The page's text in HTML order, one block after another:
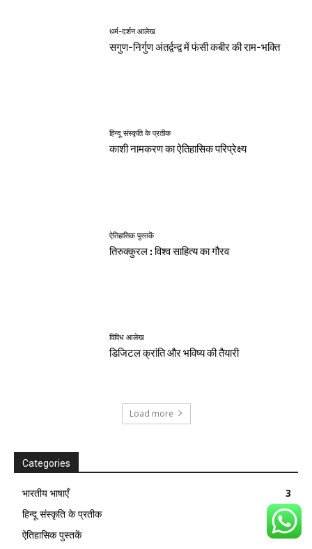
धर्म-दर्शन आलेख
सगुण-निर्गुण अंतर्द्वन्द्व में फंसी कबीर की राम-भक्ति
हिन्दू संस्कृति के प्रतीक
काशी नामकरण का ऐतिहासिक परिप्रेक्ष्य
ऐतिहासिक पुस्तकें
तिरुक्कुरल : विश्व साहित्य का गौरव
विविध आलेख
डिजिटल क्रांति और भविष्य की तैयारी
Load more
Categories
भारतीय भाषाएँ
3
हिन्दू संस्कृति के प्रतीक
7
ऐतिहासिक पुस्तकें
13